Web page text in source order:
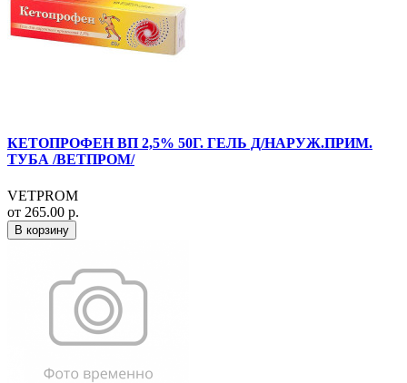
КЕТОПРОФЕН ВП 2,5% 50Г. ГЕЛЬ Д/НАРУЖ.ПРИМ.
ТУБА /ВЕТПРОМ/
VETPROM
от 265.00 р.
В корзину